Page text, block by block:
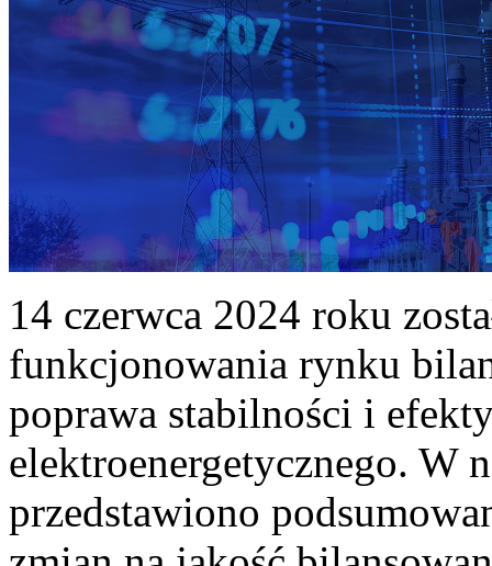
14 czerwca 2024 roku
funkcjonowania rynku
poprawa stabilności i
elektroenergetycznego. W
przedstawiono